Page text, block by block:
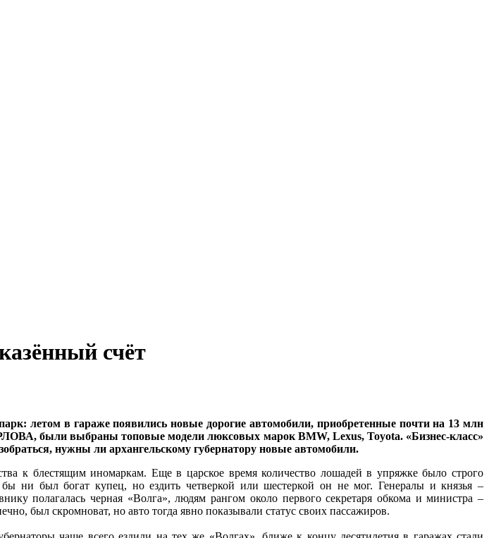
счёт
летом в гараже появились новые дорогие автомобили, приобретенные почти на 13 млн
были выбраны топовые модели люксовых марок BMW, Lexus, Toyota. «Бизнес-класс»
нужны ли архангельскому губернатору новые автомобили.
к блестящим иномаркам. Еще в царское время количество лошадей в упряжке было строго
ни был богат купец, но ездить четверкой или шестеркой он не мог. Генералы и князья –
полагалась черная «Волга», людям рангом около первого секретаря обкома и министра –
был скромноват, но авто тогда явно показывали статус своих пассажиров.